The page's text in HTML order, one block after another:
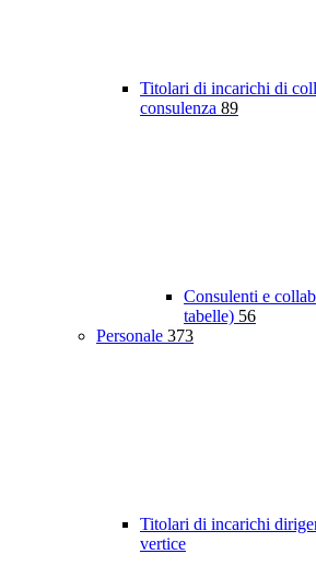
Titolari di incarichi di
consulenza 89
Consulenti e
tabelle) 56
Personale 373
Titolari di incarichi
vertice